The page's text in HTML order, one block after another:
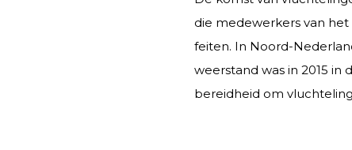
die medewerkers van
feiten. In Noord-
weerstand was in 2015
bereidheid om